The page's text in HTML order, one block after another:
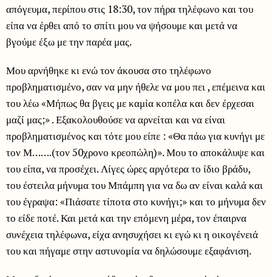
απόγευμα, περίπου στις 18:30, τον πήρα τηλέφωνο και του
είπα να έρθει από το σπίτι μου να ψήσουμε και μετά να
βγούμε έξω με την παρέα μας.
Μου αρνήθηκε κι ενώ τον άκουσα στο τηλέφωνο
προβληματισμένο, σαν να μην ήθελε να μου πει , επέμεινα και
του λέω «Μήπως θα βγεις με καμία κοπέλα και δεν έρχεσαι
μαζί μας;» . Εξακολουθούσε να αρνείται και να είναι
προβληματισμένος και τότε μου είπε : «Θα πάω για κυνήγι με
τον Μ…….(τον 50χρονο κρεοπώλη)». Μου το αποκάλυψε και
του είπα, να προσέχει. Λίγες ώρες αργότερα το ίδιο βράδυ,
του έστειλα μήνυμα του Μπάμπη για να δω αν είναι καλά και
του έγραψα: «Πιάσατε τίποτα στο κυνήγι;» και το μήνυμα δεν
το είδε ποτέ. Και μετά και την επόμενη μέρα, τον έπαιρνα
συνέχεια τηλέφωνα, είχα ανησυχήσει κι εγώ κι η οικογένειά
του και πήγαμε στην αστυνομία να δηλώσουμε εξαφάνιση.